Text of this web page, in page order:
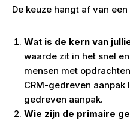
De keuze hangt af van
Wat is de kern van
waarde zit in het snel
mensen met
CRM-gedreven aanpak
gedreven aanpak.
Wie zijn de primaire